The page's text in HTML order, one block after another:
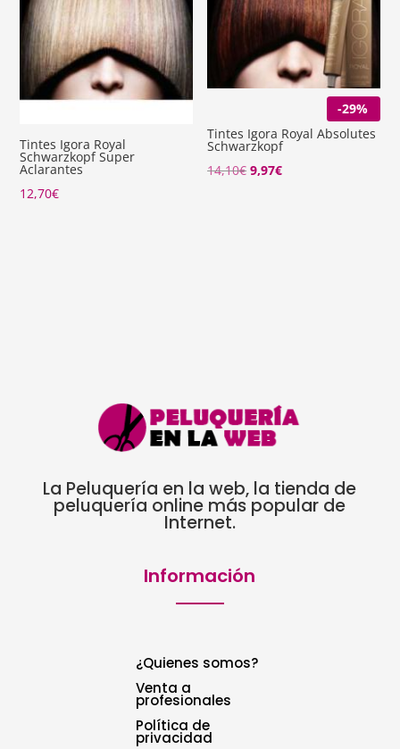
Tintes Igora Royal
Schwarzkopf Super
Aclarantes
12,70€
-29%
Tintes Igora Royal Absolutes
Schwarzkopf
14,10€ El
9,97€El
La Peluquería en la web, la tienda de
peluquería online más popular de
Internet.
Información
¿Quienes somos?
Venta a
profesionales
Política de
privacidad